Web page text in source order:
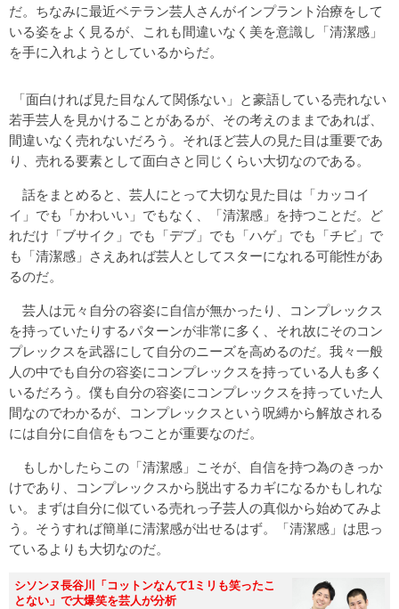
だ。ちなみに最近ベテラン芸人さんがインプラント治療をして
いる姿をよく見るが、これも間違いなく美を意識し「清潔感」
を手に入れようとしているからだ。
「面白ければ見た目なんて関係ない」と豪語している売れない
若手芸人を見かけることがあるが、その考えのままであれば、
間違いなく売れないだろう。それほど芸人の見た目は重要であ
り、売れる要素として面白さと同じくらい大切なのである。
話をまとめると、芸人にとって大切な見た目は「カッコイ
イ」でも「かわいい」でもなく、「清潔感」を持つことだ。ど
れだけ「ブサイク」でも「デブ」でも「ハゲ」でも「チビ」で
も「清潔感」さえあれば芸人としてスターになれる可能性があ
るのだ。
芸人は元々自分の容姿に自信が無かったり、コンプレックス
を持っていたりするパターンが非常に多く、それ故にそのコン
プレックスを武器にして自分のニーズを高めるのだ。我々一般
人の中でも自分の容姿にコンプレックスを持っている人も多く
いるだろう。僕も自分の容姿にコンプレックスを持っていた人
間なのでわかるが、コンプレックスという呪縛から解放される
には自分に自信をもつことが重要なのだ。
もしかしたらこの「清潔感」こそが、自信を持つ為のきっか
けであり、コンプレックスから脱出するカギになるかもしれな
い。まずは自分に似ている売れっ子芸人の真似から始めてみよ
う。そうすれば簡単に清潔感が出せるはず。「清潔感」は思っ
ているよりも大切なのだ。
シソンヌ長谷川「コットンなんて1ミリも笑ったこ
とない」で大爆笑を芸人が分析